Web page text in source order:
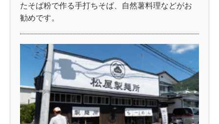
たそば粉で作る手打ちそば、自然薯料理などがお
勧めです。